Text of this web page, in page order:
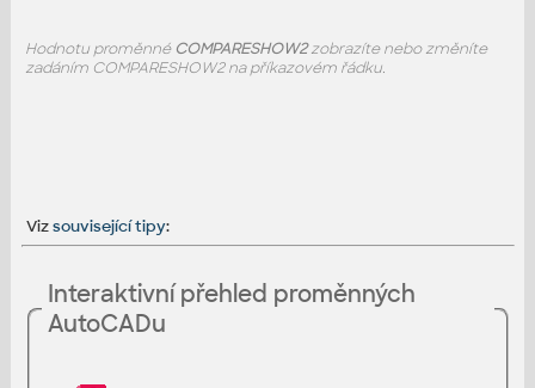
Hodnotu proměnné COMPARESHOW2zobrazíte nebo změníte
zadáním COMPARESHOW2 na příkazovém řádku.
Vizsouvisející tipy:
Interaktivní přehled proměnných
AutoCADu